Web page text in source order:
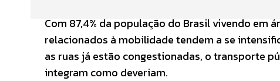
Com 87,4% da população do Brasil vivendo em
relacionados à mobilidade tendem a se
as ruas já estão congestionadas, o transporte
integram como deveriam.